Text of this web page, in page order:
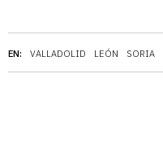
EN: VALLADOLID LEÓN SORIA